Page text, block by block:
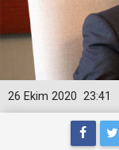
23:41
26 Ekim 2020